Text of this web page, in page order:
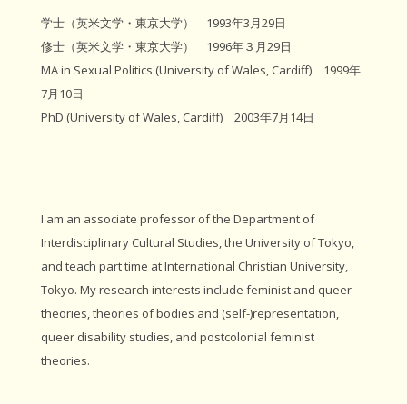
学士（英米文学・東京大学） 1993年3月29日
修士（英米文学・東京大学） 1996年３月29日
MA in Sexual Politics (University of Wales, Cardiff) 1999年
7月10日
PhD (University of Wales, Cardiff) 2003年7月14日
I am an associate professor of the Department of
Interdisciplinary Cultural Studies, the University of Tokyo,
and teach part time at International Christian University,
Tokyo. My research interests include feminist and queer
theories, theories of bodies and (self-)representation,
queer disability studies, and postcolonial feminist
theories.